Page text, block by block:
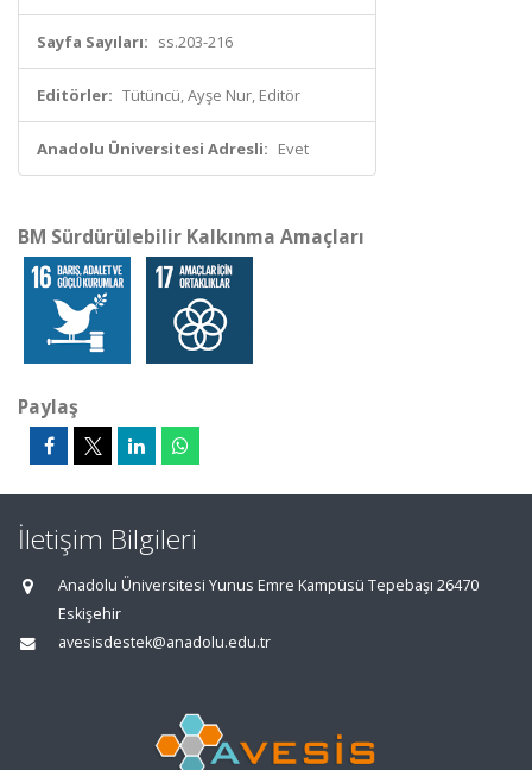
Sayfa Sayıları: ss.203-216
Editörler: Tütüncü, Ayşe Nur, Editör
Anadolu Üniversitesi Adresli: Evet
BM Sürdürülebilir Kalkınma Amaçları
Paylaş
İletişim Bilgileri
Anadolu Üniversitesi Yunus Emre Kampüsü Tepebaşı 26470
Eskişehir
avesisdestek@anadolu.edu.tr